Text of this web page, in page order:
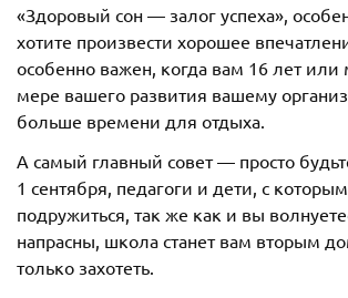
«Здоровый сон — залог успеха»,
хотите произвести хорошее
особенно важен, когда вам 16 лет
мере вашего развития вашему
больше времени для отдыха.
А самый главный совет — просто
1 сентября, педагоги и дети, с
подружиться, так же как и вы
напрасны, школа станет вам вторым
только захотеть.